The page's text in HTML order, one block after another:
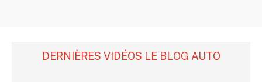
DERNIÈRES VIDÉOS LE BLOG AUTO